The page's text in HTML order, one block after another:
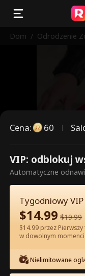
Dom / Odrodzenie
To są
Cena: 60
VIP: odblokuj
Automatyczne
Tygodniowy VIP
$14.99 $19.99
$14.99 przez
w dowolnym
Nielimitowane